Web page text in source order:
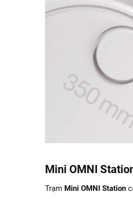
Mini OMNI
Trạm Mini OMNI Station